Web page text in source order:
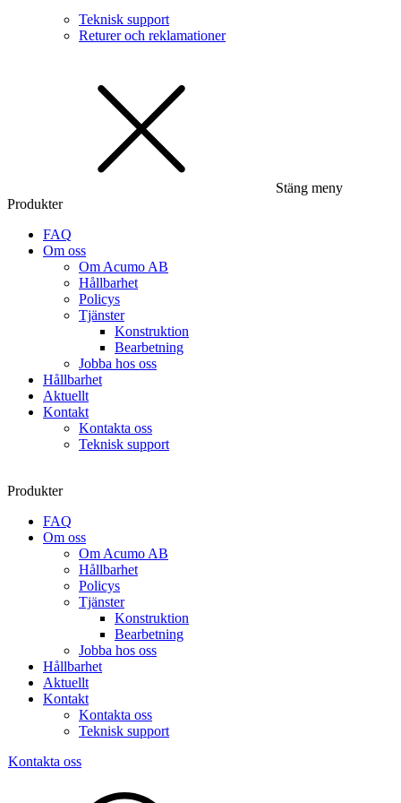
Teknisk support
Returer och reklamationer
Stäng meny
Produkter
FAQ
Om oss
Om Acumo AB
Hållbarhet
Policys
Tjänster
Konstruktion
Bearbetning
Jobba hos oss
Hållbarhet
Aktuellt
Kontakt
Kontakta oss
Teknisk support
Produkter
FAQ
Om oss
Om Acumo AB
Hållbarhet
Policys
Tjänster
Konstruktion
Bearbetning
Jobba hos oss
Hållbarhet
Aktuellt
Kontakt
Kontakta oss
Teknisk support
Kontakta oss